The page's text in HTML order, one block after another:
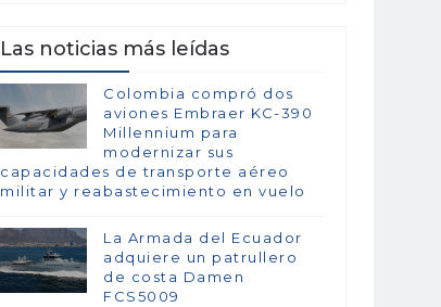
Las noticias más leídas
Colombia compró dos
aviones Embraer KC-390
Millennium para
modernizar sus
capacidades de transporte aéreo
militar y reabastecimiento en vuelo
La Armada del Ecuador
adquiere un patrullero
de costa Damen
FCS5009